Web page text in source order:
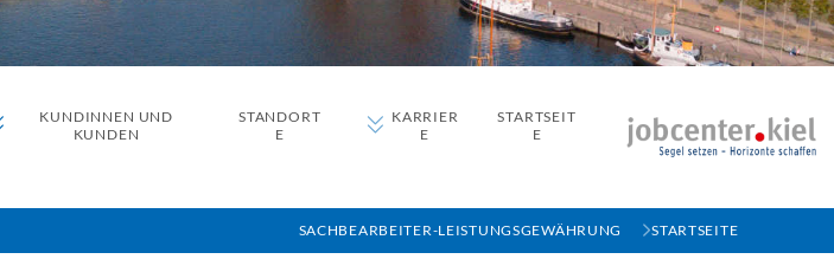
STARTSEIT
E
KARRIER
E
STANDORT
E
KUNDINNEN UND
KUNDEN
STARTSEITE
SACHBEARBEITER-LEISTUNGSGEWÄHRUNG